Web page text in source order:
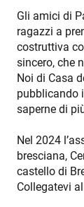
Gli amici di
ragazzi a
costruttiva
sincero, che
Noi di Casa
pubblicando
saperne di
Nel 2024
bresciana,
castello di
Collegatevi